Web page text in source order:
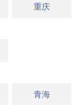
重庆
青海